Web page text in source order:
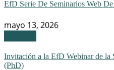
EfD Serie De Seminarios Web
mayo 13, 2026
Invitación a la EfD Webinar de la
(PhD)